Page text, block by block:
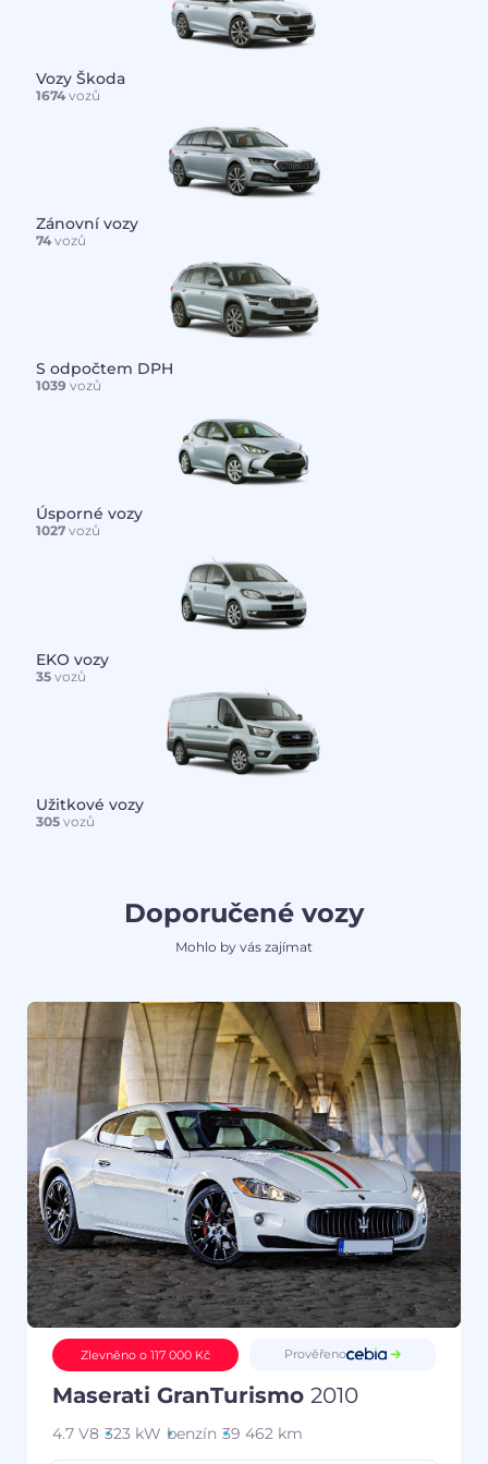
Vozy Škoda
1674vozů
Zánovní vozy
74vozů
S odpočtem DPH
1039 vozů
Úsporné vozy
1027vozů
EKO vozy
35vozů
Užitkové vozy
305vozů
Doporučené vozy
Mohlo by vás zajímat
Zlevněno o 117 000 Kč Prověřeno
Maserati GranTurismo 2010
4.7 V8 323 kW benzín 39 462 km